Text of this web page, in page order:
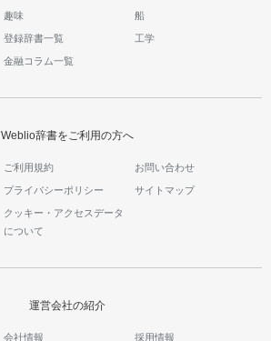
趣味 船
登録辞書一覧 工学
金融コラム一覧
Weblio辞書をご利用の方へ
ご利用規約 お問い合わせ
プライバシーポリシー サイトマップ
クッキー・アクセスデータ
について
運営会社の紹介
会社情報 採用情報